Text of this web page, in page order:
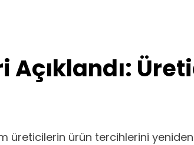
Açıklandı:
üreticilerin ürün tercihlerini yeniden